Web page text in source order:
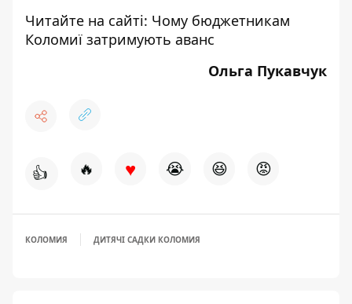
Читайте на сайті: Чому бюджетникам
Коломиї затримують аванс
Ольга Пукавчук
👍 🔥 ♥ 😭 😆 😡
КОЛОМИЯ ДИТЯЧІ САДКИ КОЛОМИЯ